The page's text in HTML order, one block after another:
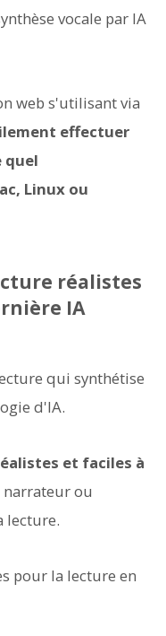
vocale par IA
web s'utilisant via
effectuer
quel
Linux ou
réalistes
IA
qui synthétise
d'IA.
et faciles à
narrateur ou
lecture.
pour la lecture en